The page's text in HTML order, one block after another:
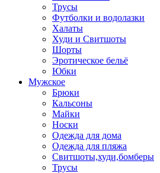
Трусы
Футболки и водолазки
Халаты
Худи и Свитшоты
Шорты
Эротическое бельё
Юбки
Мужское
Брюки
Кальсоны
Майки
Носки
Одежда для дома
Одежда для пляжа
Свитшоты,худи,бомберы
Трусы